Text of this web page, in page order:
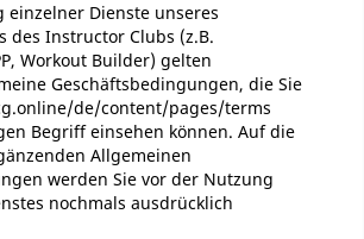
einzelner Dienste unseres
des Instructor Clubs (z.B.
Workout Builder) gelten
Geschäftsbedingungen, die Sie
de/content/pages/terms
Begriff einsehen können. Auf die
Allgemeinen
werden Sie vor der Nutzung
nochmals ausdrücklich